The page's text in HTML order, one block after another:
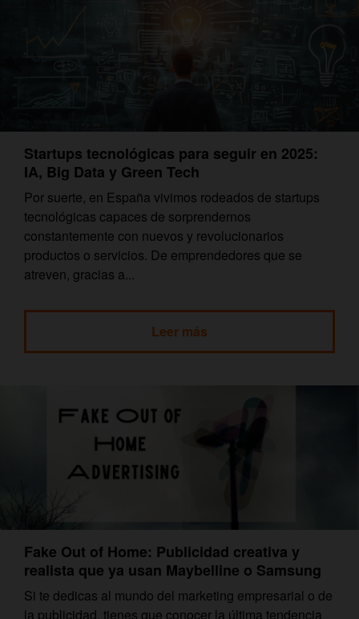
Startups tecnológicas para seguir en 2025:
IA, Big Data y Green Tech
Por suerte, en España vivimos rodeados de startups
tecnológicas capaces de sorprendernos
constantemente con nuevos y revolucionarios
productos o servicios. De emprendedores que se
atreven, gracias a...
Leer más
Fake Out of Home: Publicidad creativa y
realista que ya usan Maybelline o Samsung
Si te dedicas al mundo del marketing empresarial o de
la publicidad, tienes que conocer la última tendencia